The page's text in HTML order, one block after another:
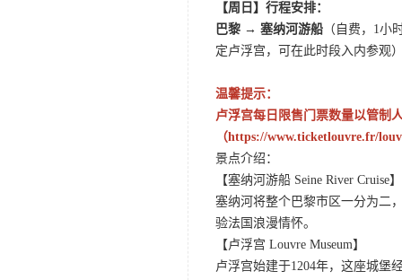
【周日】行程安排：
巴黎 → 塞纳河游船 （自费，1小
定卢浮宫，可在此时段入内参观
温馨提示：
卢浮宫每日限售门票数量以管制
（https://www.ticketlouvre.fr/
景点介绍：
【塞纳河游船 Seine River Cruise】
塞纳河将整个巴黎市区一分为二
验法国浪漫情怀。
【卢浮宫 Louvre Museum】
卢浮宫始建于1204年，这座城堡